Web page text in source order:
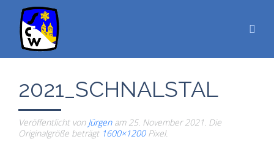
2021_SCHNALSTAL
Veröffentlicht von Jürgenam 25. November 2021. Die
Originalgröße beträgt 1600×1200Pixel.